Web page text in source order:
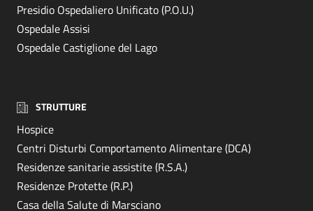
Presidio Ospedaliero Unificato (P.O.U.)
Ospedale Assisi
Ospedale Castiglione del Lago
STRUTTURE
Hospice
Centri Disturbi Comportamento Alimentare (DCA)
Residenze sanitarie assistite (R.S.A.)
Residenze Protette (R.P.)
Casa della Salute di Marsciano